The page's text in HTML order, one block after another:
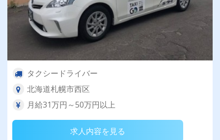
タクシードライバー
北海道札幌市西区
月給31万円～50万円以上
求人内容を見る